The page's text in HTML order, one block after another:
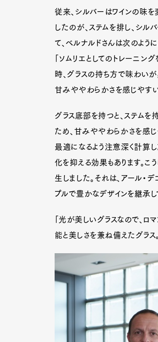
従来、シルバーはワインの味を
したのが、ステムを排し、シ
て、ベルナルドさんは次のように
「ソムリエとしてのトレーニ
時、グラスの持ち方で味わいが
甘みややわらかさを感じやすい
グラス底部を持つと、ステム
ため、甘みややわらかさを感
最適になるよう注意深く計算
化を抑える効果もあります。こ
生しました。それは、アール・
プルで豊かなデザインを継承し
「光が美しいグラスなので、
能と美しさを兼ね備えたグラス